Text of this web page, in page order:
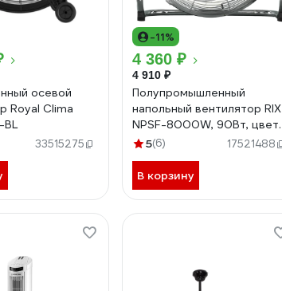
осевой
Royal Clima
BL
33515275
-11%
4 360 ₽
4 910 ₽
Полупромышленный
напольный вентилятор RIX
NPSF-8000W, 90Вт, цвет
хром, металл 47461
5(6) 17521488
В корзину